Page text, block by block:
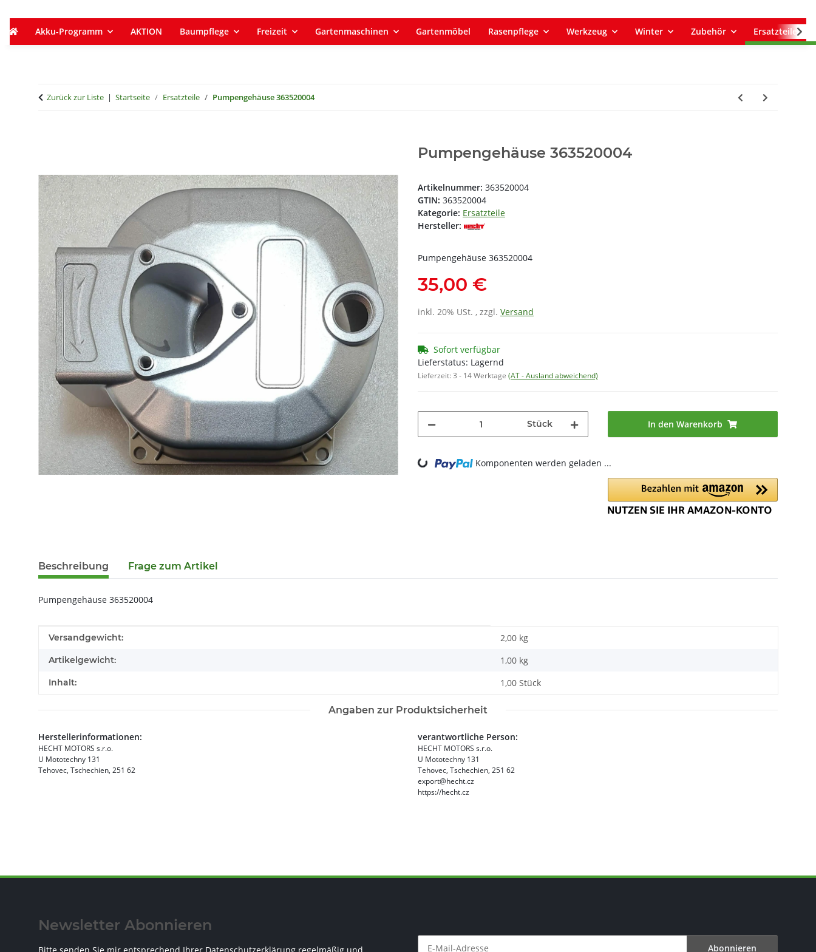
Akku-Programm AKTION Baumpflege Freizeit Gartenmaschinen Gartenmöbel Rasenpflege Werkzeug Winter Zubehör Ersatzteile
Zurück zur Liste Startseite Ersatzteile Pumpengehäuse 363520004
Pumpengehäuse 363520004
Artikelnummer: 363520004
GTIN: 363520004
Kategorie: Ersatzteile
Hersteller:
Pumpengehäuse 363520004
35,00 €
inkl. 20% USt. , zzgl. Versand
Sofort verfügbar
Lieferstatus: Lagernd
Lieferzeit:3 - 14 Werktage (AT - Ausland abweichend)
Stück In den Warenkorb
Loading... Komponenten werden geladen ...
Beschreibung Frage zum Artikel
Pumpengehäuse 363520004
Produkteigenschaft
Wert
Versandgewicht: 2,00 kg
Artikelgewicht: 1,00 kg
Inhalt: 1,00 Stück
Angaben zur Produktsicherheit
Herstellerinformationen:
HECHT MOTORS s.r.o.
U Mototechny 131
Tehovec, Tschechien, 251 62
verantwortliche Person:
HECHT MOTORS s.r.o.
U Mototechny 131
Tehovec, Tschechien, 251 62
export@hecht.cz
https://hecht.cz
Newsletter Abonnieren
Abonnieren